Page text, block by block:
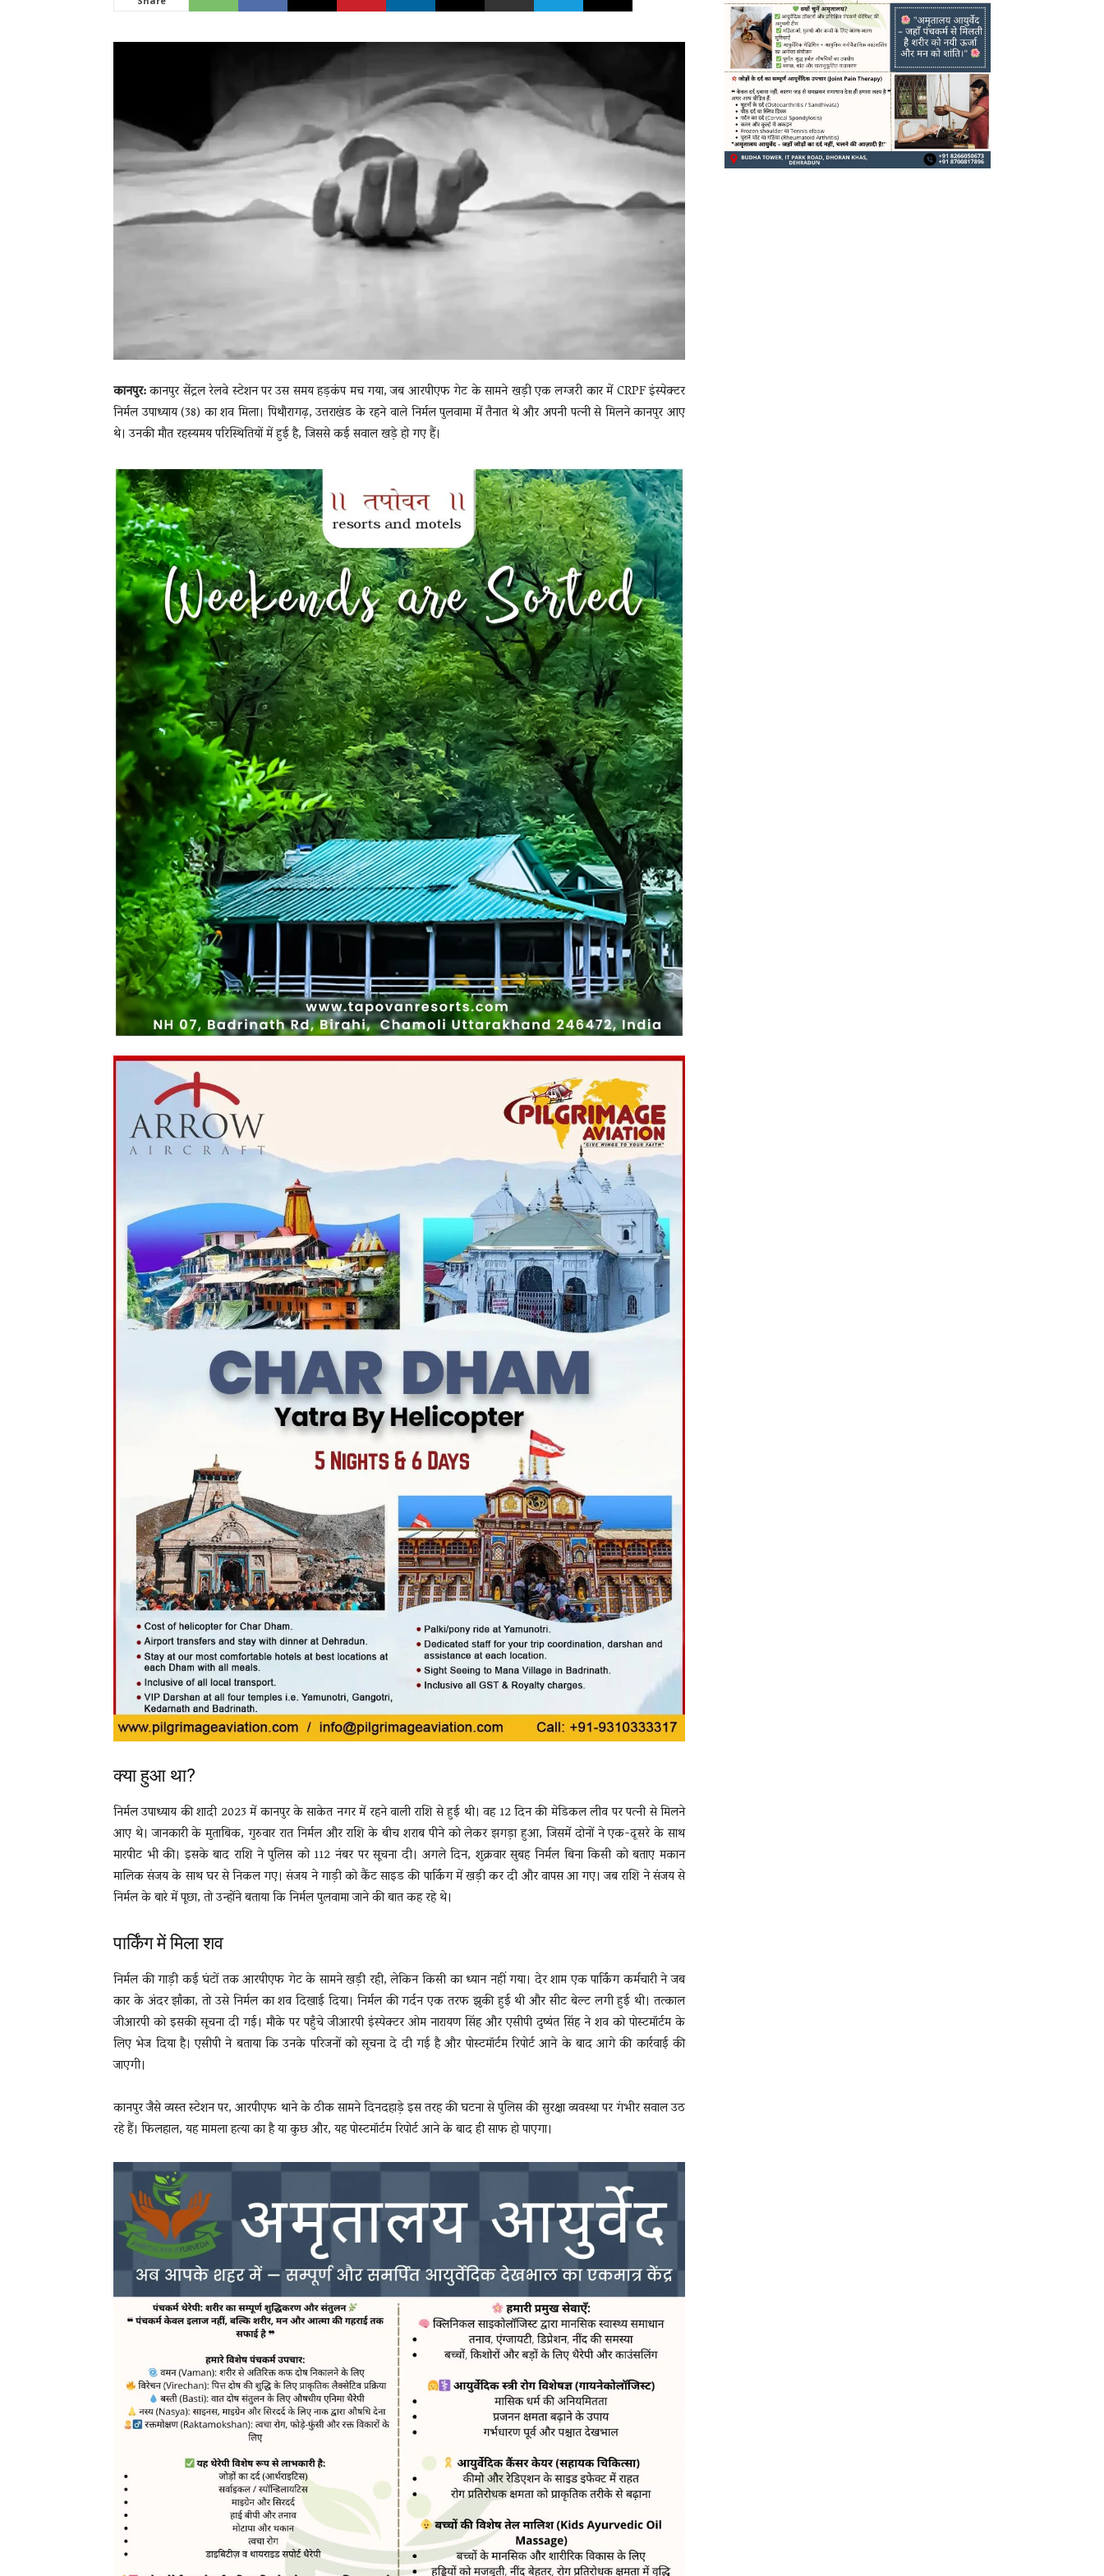
LIVE
कानपुर:कानपुर सेंट्रल रेलवे स्टेशन पर उस समय हड़कंप मच गया, जब आरपीएफ गेट के सामने खड़ी एक लग्जरी कार में CRPF इंस्पेक्टर
निर्मल उपाध्याय (38) का शव मिला। पिथौरागढ़, उत्तराखंड के रहने वाले निर्मल पुलवामा में तैनात थे और अपनी पत्नी से मिलने कानपुर आए
थे। उनकी मौत रहस्यमय परिस्थितियों में हुई है, जिससे कई सवाल खड़े हो गए हैं।
क्या हुआ था?
निर्मल उपाध्याय की शादी 2023 में कानपुर के साकेत नगर में रहने वाली राशि से हुई थी। वह 12 दिन की मेडिकल लीव पर पत्नी से मिलने
आए थे। जानकारी के मुताबिक, गुरुवार रात निर्मल और राशि के बीच शराब पीने को लेकर झगड़ा हुआ, जिसमें दोनों ने एक-दूसरे के साथ
मारपीट भी की। इसके बाद राशि ने पुलिस को 112 नंबर पर सूचना दी। अगले दिन, शुक्रवार सुबह निर्मल बिना किसी को बताए मकान
मालिक संजय के साथ घर से निकल गए। संजय ने गाड़ी को कैंट साइड की पार्किंग में खड़ी कर दी और वापस आ गए। जब राशि ने संजय से
निर्मल के बारे में पूछा, तो उन्होंने बताया कि निर्मल पुलवामा जाने की बात कह रहे थे।
पार्किंग में मिला शव
निर्मल की गाड़ी कई घंटों तक आरपीएफ गेट के सामने खड़ी रही, लेकिन किसी का ध्यान नहीं गया। देर शाम एक पार्किंग कर्मचारी ने जब
कार के अंदर झाँका, तो उसे निर्मल का शव दिखाई दिया। निर्मल की गर्दन एक तरफ झुकी हुई थी और सीट बेल्ट लगी हुई थी। तत्काल
जीआरपी को इसकी सूचना दी गई। मौके पर पहुँचे जीआरपी इंस्पेक्टर ओम नारायण सिंह और एसीपी दुष्यंत सिंह ने शव को पोस्टमॉर्टम के
लिए भेज दिया है। एसीपी ने बताया कि उनके परिजनों को सूचना दे दी गई है और पोस्टमॉर्टम रिपोर्ट आने के बाद आगे की कार्रवाई की
जाएगी।
कानपुर जैसे व्यस्त स्टेशन पर, आरपीएफ थाने के ठीक सामने दिनदहाड़े इस तरह की घटना से पुलिस की सुरक्षा व्यवस्था पर गंभीर सवाल उठ
रहे हैं। फिलहाल, यह मामला हत्या का है या कुछ और, यह पोस्टमॉर्टम रिपोर्ट आने के बाद ही साफ हो पाएगा।